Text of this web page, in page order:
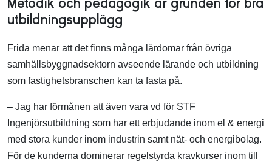
Metodik och pedagogik är grunden för bra
utbildningsupplägg
Frida menar att det finns många lärdomar från övriga
samhällsbyggnadsektorn avseende lärande och utbildning
som fastighetsbranschen kan ta fasta på.
– Jag har förmånen att även vara vd för STF
Ingenjörsutbildning som har ett erbjudande inom el & energi
med stora kunder inom industrin samt nät- och energibolag.
För de kunderna dominerar regelstyrda kravkurser inom till